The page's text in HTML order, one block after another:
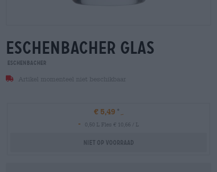
eschenbacher glas
Eschenbacher
Artikel momenteel niet beschikbaar
€ 5,49
-
0,50 L Fles € 10,66 / L
Niet op voorraad